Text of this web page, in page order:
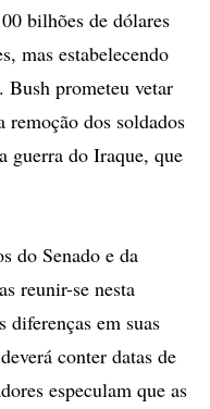
bilhões de dólares
mas estabelecendo
Bush prometeu vetar
remoção dos soldados
guerra do Iraque, que
do Senado e da
reunir-se nesta
diferenças em suas
conter datas de
especulam que as